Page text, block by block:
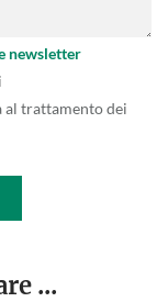
newsletter
al trattamento dei
...